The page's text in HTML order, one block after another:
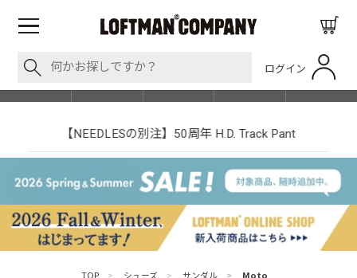
ログイン
SHOP LIST
【NEEDLESの別注】50周年 H.D. Track Pant
TOP > シューズ > サンダル > Moto